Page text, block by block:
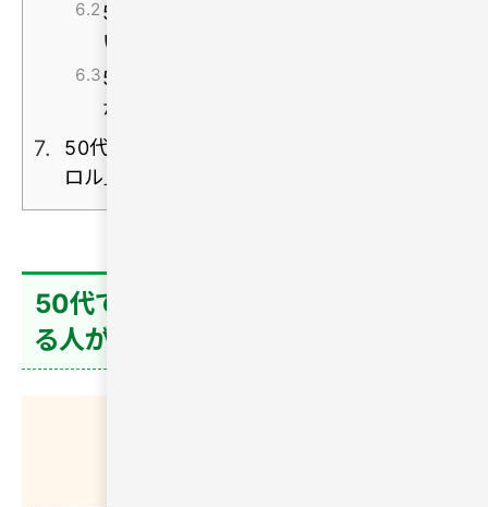
50代で出会いがない場合はどうすれば
いいですか？
50代でもマッチングアプリで出会えます
か？
50代の出会いに不安を感じているなら「ハハ
ロル」がおすすめ！
50代で「出会いがない」と不安を感じ
る人が増えている